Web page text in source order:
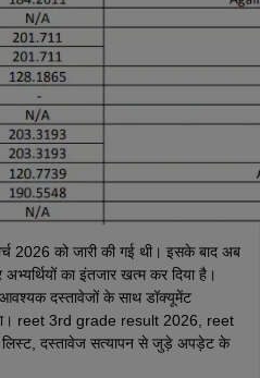
2026 को जारी की गई थी। इसके बाद अब
का इंतजार खत्म कर दिया है।
आवश्यक दस्तावेजों के साथ डॉक्यूमेंट
reet 3rd grade result 2026, reet
दस्तावेज सत्यापन से जुड़े अपड़ेट के